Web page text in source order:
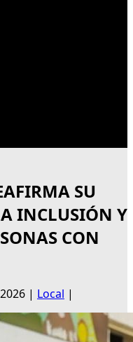
SU
INCLUSIÓN Y
CON
| Local |